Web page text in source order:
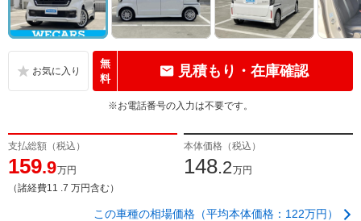
無
料
見積もり・在庫確認
※お電話番号の入力は不要です。
支払総額（税込）
159.9万円
（諸経費11 .7 万円含む）
本体価格（税込）
148.2万円
この車種の相場価格（平均本体価格：122万円）